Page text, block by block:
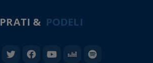
PRATI & PODELI